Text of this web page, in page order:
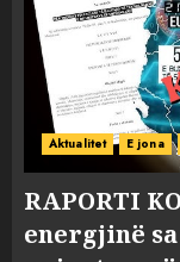
Aktualitet E jona
RAPORTI
energjinë